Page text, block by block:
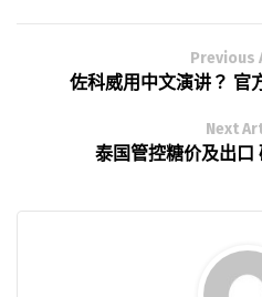
Previous
佐科威用中文演讲？ 官
Next
泰国管控糖价及出口